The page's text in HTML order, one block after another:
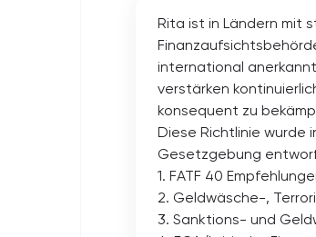
Rita ist in Ländern mit
international
verstärken
konsequent zu
Diese Richtlinie wurde
Gesetzgebung
1. FATF 40
2. Geldwäsche-,
3. Sanktions- und